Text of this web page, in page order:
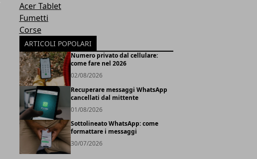
Acer Tablet
Fumetti
Corse
ARTICOLI POPOLARI
Numero privato dal cellulare:
come fare nel 2026
02/08/2026
Recuperare messaggi WhatsApp
cancellati dal mittente
01/08/2026
Sottolineato WhatsApp: come
formattare i messaggi
30/07/2026